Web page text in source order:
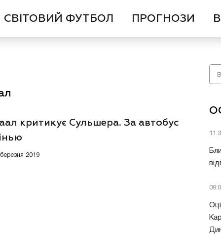
СВІТОВИЙ ФУТБОЛ ПРОГНОЗИ
критикує Сульшера. За автобус
2019